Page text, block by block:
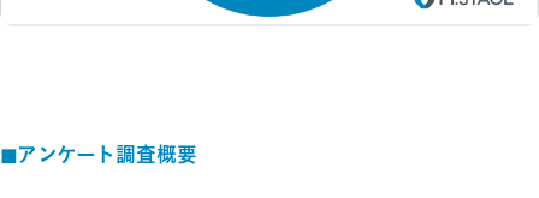
◼︎アンケート調査概要